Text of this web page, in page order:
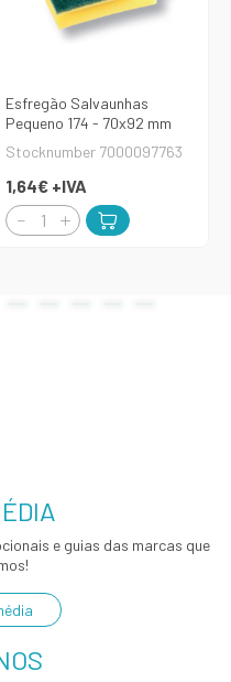
Esfregão Salvaunhas
Pequeno 174 - 70x92 mm
Stocknumber 7000097763
1,64€ +IVA
e guias das marcas que